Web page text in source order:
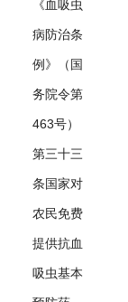
《血吸虫
病防治条
例》（国
务院令第
463号）
第三十三
条国家对
农民免费
提供抗血
吸虫基本